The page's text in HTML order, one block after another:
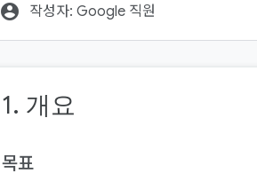
account_circle 작성자: Google 직원
1. 개요
목표